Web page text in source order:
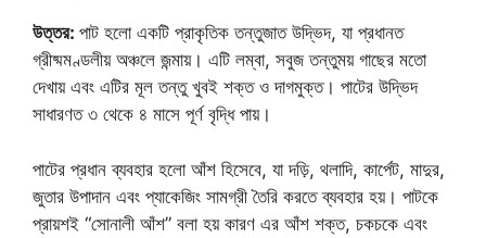
উত্তর: পাট হলো একটি প্রাকৃতিক তন্তুজাত উদ্ভিদ, যা প্রধানত
গ্রীষ্মমণ্ডলীয় অঞ্চলে জন্মায়। এটি লম্বা, সবুজ তন্তুময় গাছের মতো
দেখায় এবং এটির মূল তন্তু খুবই শক্ত ও দাগমুক্ত। পাটের উদ্ভিদ
সাধারণত ৩ থেকে ৪ মাসে পূর্ণ বৃদ্ধি পায়।
পাটের প্রধান ব্যবহার হলো আঁশ হিসেবে, যা দড়ি, থলাদি, কার্পেট, মাদুর,
জুতার উপাদান এবং প্যাকেজিং সামগ্রী তৈরি করতে ব্যবহার হয়। পাটকে
প্রায়শই “সোনালী আঁশ” বলা হয় কারণ এর আঁশ শক্ত, চকচকে এবং